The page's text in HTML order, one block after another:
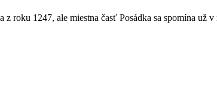
roku 1247, ale miestna časť Posádka sa spomína už